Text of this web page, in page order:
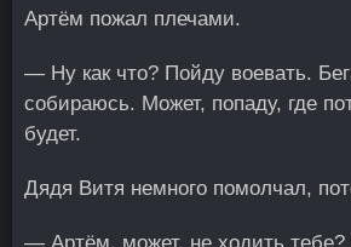
Артём пожал плечами.
— Ну как что? Пойду воевать.
собираюсь. Может, попаду, где
будет.
Дядя Витя немного помолчал,